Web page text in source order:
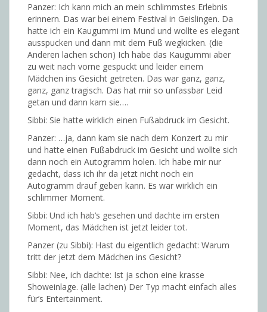
Panzer: Ich kann mich an mein schlimmstes Erlebnis
erinnern. Das war bei einem Festival in Geislingen. Da
hatte ich ein Kaugummi im Mund und wollte es elegant
ausspucken und dann mit dem Fuß wegkicken. (die
Anderen lachen schon) Ich habe das Kaugummi aber
zu weit nach vorne gespuckt und leider einem
Mädchen ins Gesicht getreten. Das war ganz, ganz,
ganz, ganz tragisch. Das hat mir so unfassbar Leid
getan und dann kam sie….
Sibbi: Sie hatte wirklich einen Fußabdruck im Gesicht.
Panzer: …ja, dann kam sie nach dem Konzert zu mir
und hatte einen Fußabdruck im Gesicht und wollte sich
dann noch ein Autogramm holen. Ich habe mir nur
gedacht, dass ich ihr da jetzt nicht noch ein
Autogramm drauf geben kann. Es war wirklich ein
schlimmer Moment.
Sibbi: Und ich hab’s gesehen und dachte im ersten
Moment, das Mädchen ist jetzt leider tot.
Panzer (zu Sibbi): Hast du eigentlich gedacht: Warum
tritt der jetzt dem Mädchen ins Gesicht?
Sibbi: Nee, ich dachte: Ist ja schon eine krasse
Showeinlage. (alle lachen) Der Typ macht einfach alles
für’s Entertainment.